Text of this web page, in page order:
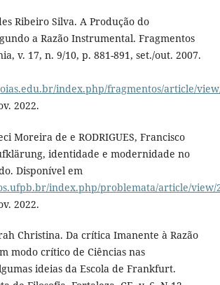
Ribeiro Silva. A Produção do
a Razão Instrumental. Fragmentos
v. 17, n. 9/10, p. 881-891, set./out. 2007.
index.php/fragmentos/article/
2022.
Moreira de e RODRIGUES, Francisco
identidade e modernidade no
Disponível em
index.php/problemata/article/view/
2022.
Christina. Da crítica Imanente à Razão
modo crítico de Ciências nas
ideias da Escola de Frankfurt.